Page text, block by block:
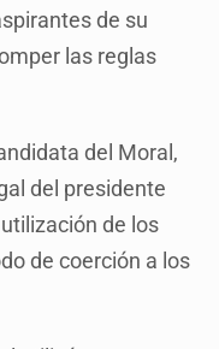
de su
las reglas
del Moral,
del presidente
de los
de coerción a los